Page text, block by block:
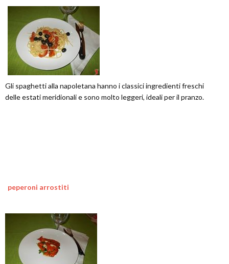
Gli spaghetti alla napoletana hanno i classici ingredienti freschi
delle estati meridionali e sono molto leggeri, ideali per il pranzo.
peperoni arrostiti